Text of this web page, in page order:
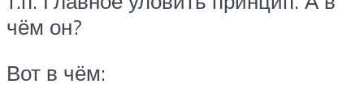
чём он?
Вот в чём: